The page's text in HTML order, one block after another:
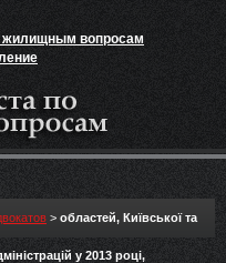
жилищным вопросам
> областей, Київської та
у 2013 році,